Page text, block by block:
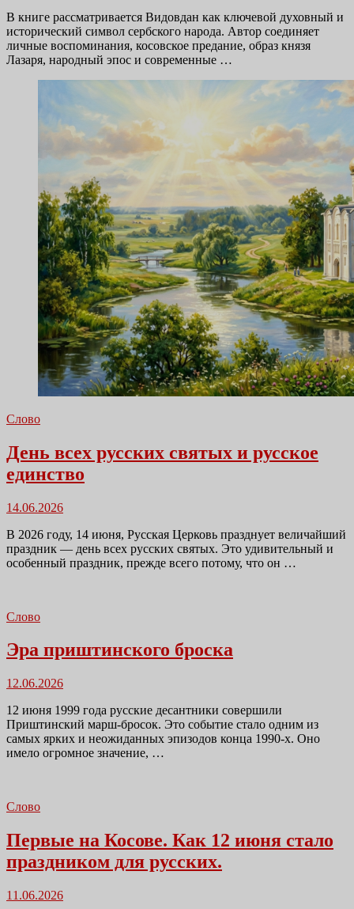
В книге рассматривается Видовдан как ключевой духовный и
исторический символ сербского народа. Автор соединяет
личные воспоминания, косовское предание, образ князя
Лазаря, народный эпос и современные …
Слово
День всех русских святых и русское
единство
Размещено
14.06.2026
В 2026 году, 14 июня, Русская Церковь празднует величайший
праздник — день всех русских святых. Это удивительный и
особенный праздник, прежде всего потому, что он …
Слово
Эра приштинского броска
Размещено
12.06.2026
12 июня 1999 года русские десантники совершили
Приштинский марш-бросок. Это событие стало одним из
самых ярких и неожиданных эпизодов конца 1990-х. Оно
имело огромное значение, …
Слово
Первые на Косове. Как 12 июня стало
праздником для русских.
Размещено
11.06.2026